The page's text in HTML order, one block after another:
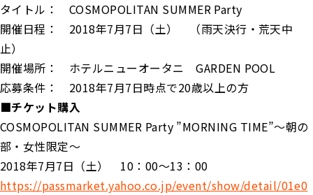
タイトル： COSMOPOLITAN SUMMER Party
開催日程： 2018年7月7日（土） （雨天決行・荒天中
止）
開催場所： ホテルニューオータニ GARDEN POOL
応募条件： 2018年7月7日時点で20歳以上の方
■チケット購入
COSMOPOLITAN SUMMER Party ”MORNING TIME”～朝の
部・女性限定～
2018年7月7日（土） 10：00～13：00
https://passmarket.yahoo.co.jp/event/show/detail/01e0